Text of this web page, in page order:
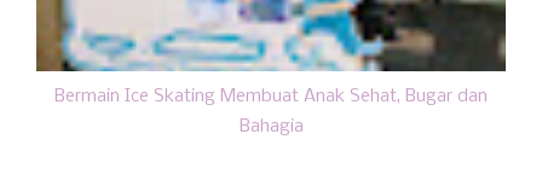
Bermain Ice Skating Membuat Anak Sehat, Bugar dan
Bahagia